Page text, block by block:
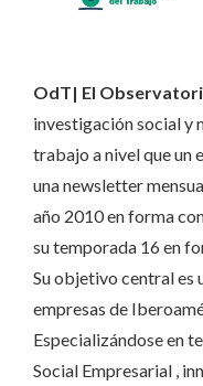
OdT| El
investigación social y
trabajo a nivel que un
una newsletter
año 2010 en forma
su temporada 16 en
Su objetivo central es
empresas de
Especializándose en
Social Empresarial ,